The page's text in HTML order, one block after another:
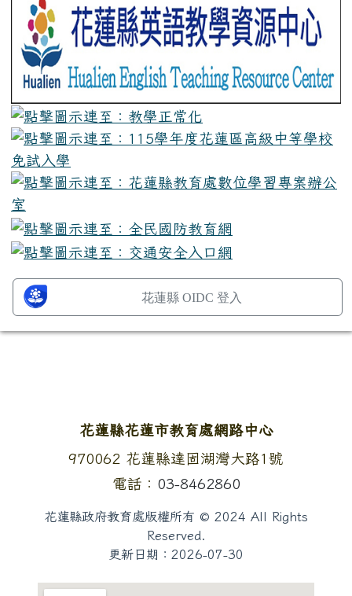
花蓮縣 OIDC 登入
頁尾區域內容
花蓮縣花蓮市教育處網路中心
地址：
970062 花蓮縣達固湖灣大路1號
電話： 03-8462860
花蓮縣政府教育處版權所有 © 2024 All Rights
Reserved.
更新日期： 2026-07-30